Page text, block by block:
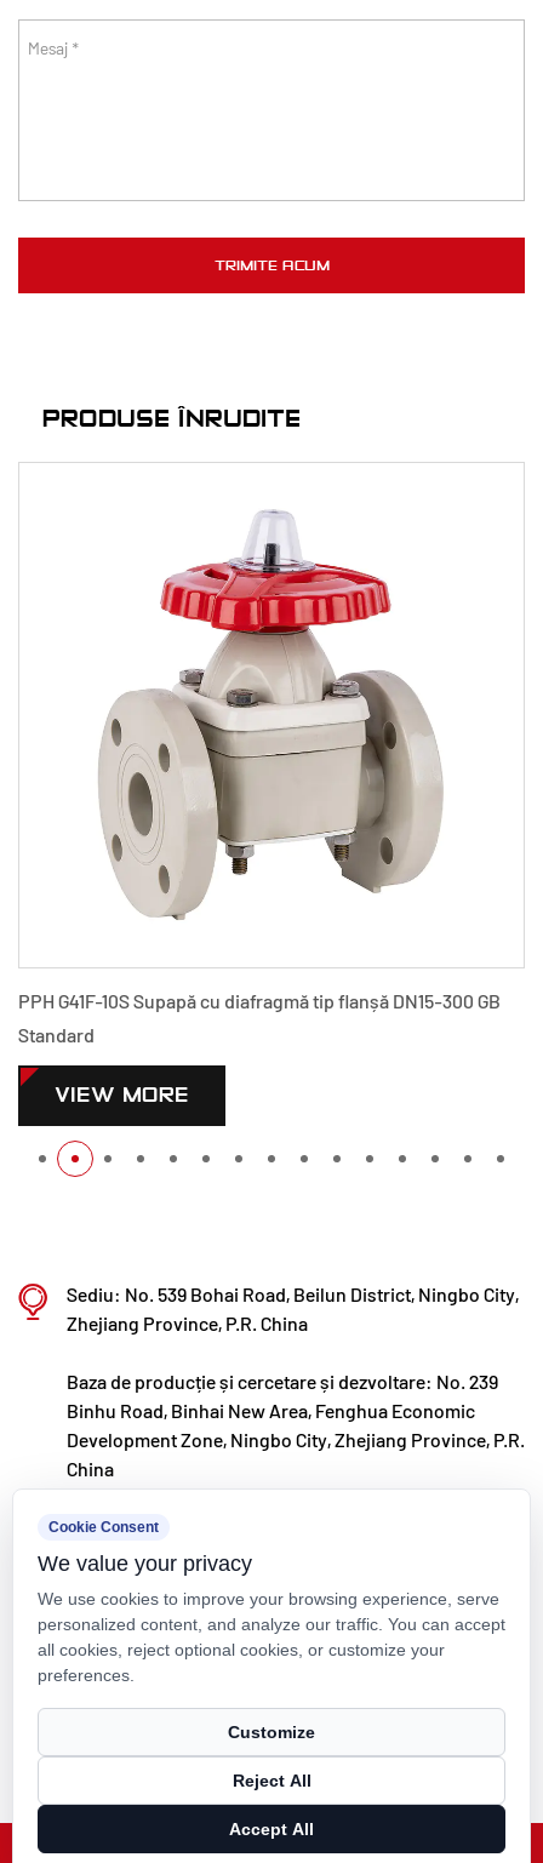
PRODUSE ÎNRUDITE
PPH G41F-10S Supapă cu diafragmă tip flanșă DN15-300 GB
Standard
VIEW MORE
Sediu: No. 539 Bohai Road, Beilun District, Ningbo City,
Zhejiang Province, P.R. China
Baza de producție și cercetare și dezvoltare: No. 239
Binhu Road, Binhai New Area, Fenghua Economic
Development Zone, Ningbo City, Zhejiang Province, P.R.
China
kxpv@kxpv.com
+86-18067123177
Drepturi de autor © Kaixin Pipeline Technologies Co., Ltd. Toate
drepturile rezervate.
Smart Cloud
Cookie Consent
We value your privacy
We use cookies to improve your browsing experience, serve
personalized content, and analyze our traffic. You can accept
all cookies, reject optional cookies, or customize your
preferences.
Customize
Reject All
Accept All